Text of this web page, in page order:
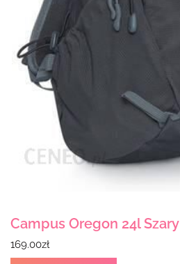
Campus Oregon 24l Szary
169.00zł